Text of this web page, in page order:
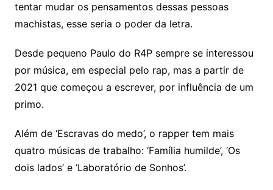
tentar mudar os pensamentos dessas pessoas
machistas, esse seria o poder da letra.
Desde pequeno Paulo do R4P sempre se interessou
por música, em especial pelo rap, mas a partir de
2021 que começou a escrever, por influência de um
primo.
Além de ‘Escravas do medo’, o rapper tem mais
quatro músicas de trabalho: ‘Família humilde’, ‘Os
dois lados’ e ‘Laboratório de Sonhos’.